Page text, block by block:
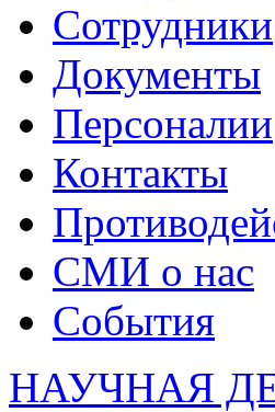
Сотрудники
Документы
Персоналии
Контакты
СМИ о нас
События
НАУЧНАЯ